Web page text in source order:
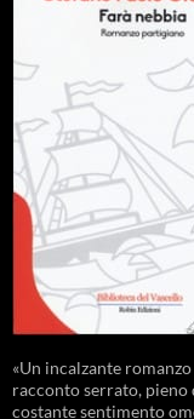
«Un incalzante
racconto serrato, pieno
costante sentimento